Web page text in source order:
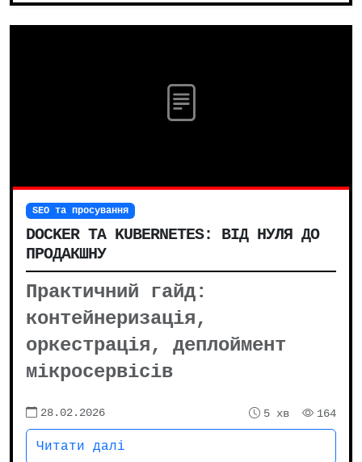
SEO та просування
DOCKER ТА KUBERNETES: ВІД НУЛЯ ДО
ПРОДАКШНУ
Практичний гайд:
контейнеризація,
оркестрація, деплоймент
мікросервісів
28.02.2026 5 хв 164
Читати далі